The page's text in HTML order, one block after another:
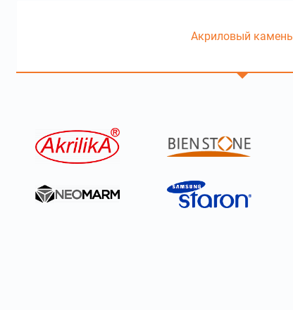
Акриловый камень